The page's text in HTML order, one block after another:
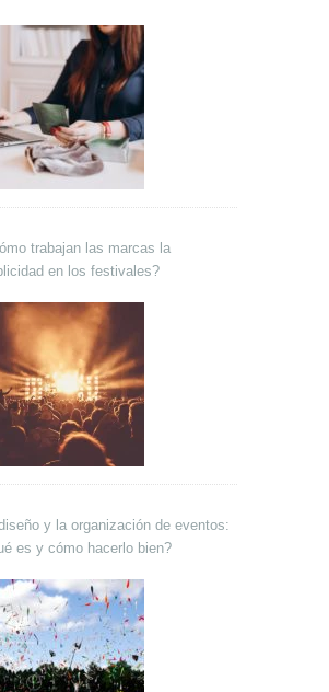
trabajan las marcas la
en los festivales?
y la organización de eventos:
es y cómo hacerlo bien?